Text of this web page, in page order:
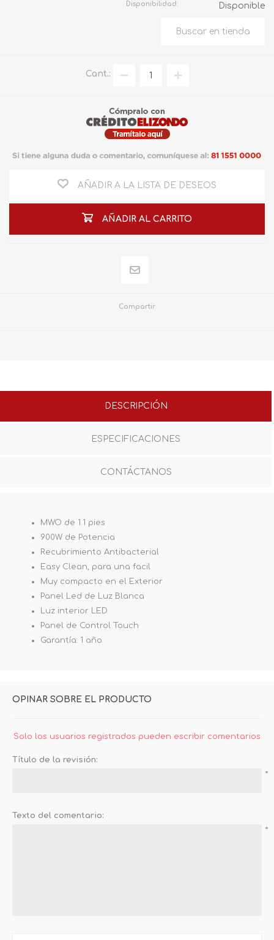
Disponibilidad: Disponible
Cant.:
AÑADIR A LA LISTA DE DESEOS
AÑADIR AL CARRITO
Compartir
DESCRIPCIÓN
ESPECIFICACIONES
CONTÁCTANOS
MWO de 1.1 pies
900W de Potencia
Recubrimiento Antibacterial
Easy Clean, para una facil
Muy compacto en el Exterior
Panel Led de Luz Blanca
Luz interior LED
Panel de Control Touch
Garantía: 1 año
OPINAR SOBRE EL PRODUCTO
Solo los usuarios registrados pueden escribir comentarios
Título de la revisión:
*
Texto del comentario:
*